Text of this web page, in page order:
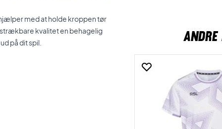
med at holde kroppen tør
kvalitet en behagelig
på dit spil.